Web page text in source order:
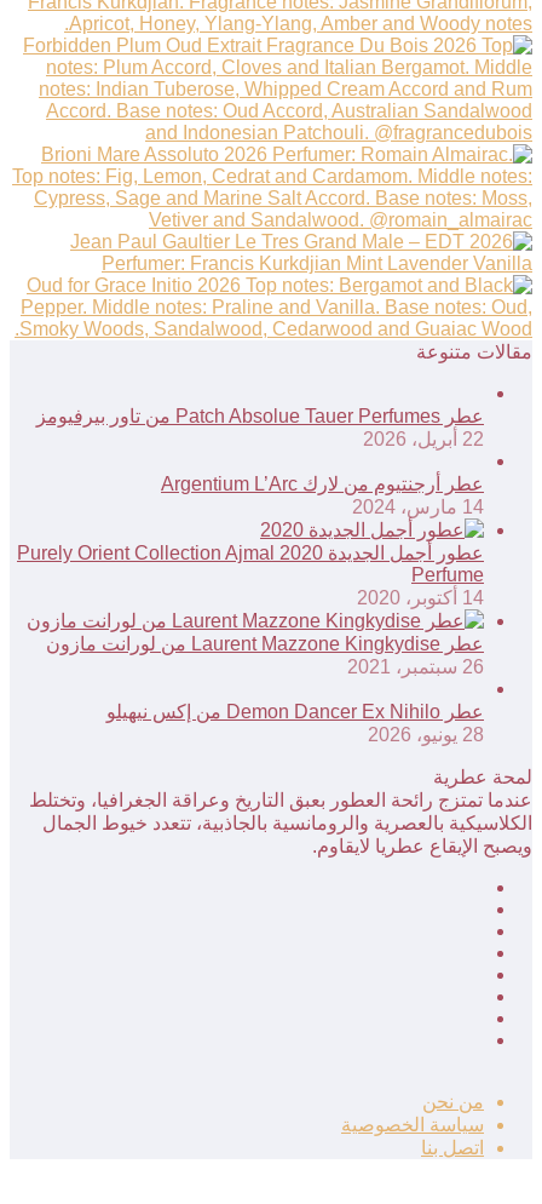
مقالات متنوعة
عطر Patch Absolue Tauer Perfumes من تاور بيرفيومز
22 أبريل، 2026
عطر أرجنتيوم من لارك Argentium L’Arc
14 مارس، 2024
عطور أجمل الجديدة 2020 Purely Orient Collection Ajmal
Perfume
14 أكتوبر، 2020
عطر Laurent Mazzone Kingkydise من لورانت مازون
26 سبتمبر، 2021
عطر Demon Dancer Ex Nihilo من إكس نيهيلو
28 يونيو، 2026
لمحة عطرية
عندما تمتزج رائحة العطور بعبق التاريخ وعراقة الجغرافيا، وتختلط
الكلاسيكية بالعصرية والرومانسية بالجاذبية، تتعدد خيوط الجمال
ويصبح الإيقاع عطريا لايقاوم.
من نحن
سياسة الخصوصية
اتصل بنا